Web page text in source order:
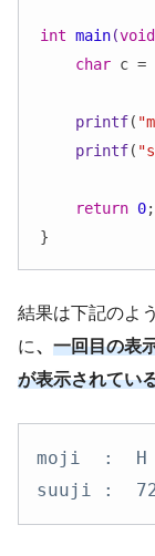
int main(void
char c =
printf(
printf(
return 0;
}
結果は下記のよ
に、 一回目の表
が表示されてい
moji  :  H
suuji :